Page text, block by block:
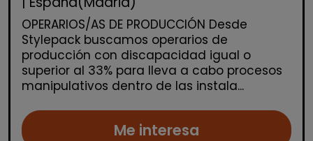
OPERARIOS/AS DE PRODUCCIÓN Desde
Stylepack buscamos operarios de
producción con discapacidad igual o
superior al 33% para lleva a cabo procesos
manipulativos dentro de las instala...
Me interesa